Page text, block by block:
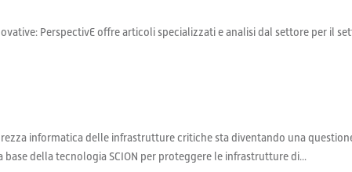
PerspectivE offre articoli specializzati e analisi dal settore per il
informatica delle infrastrutture critiche sta diventando una
della tecnologia SCION per proteggere le infrastrutture di...